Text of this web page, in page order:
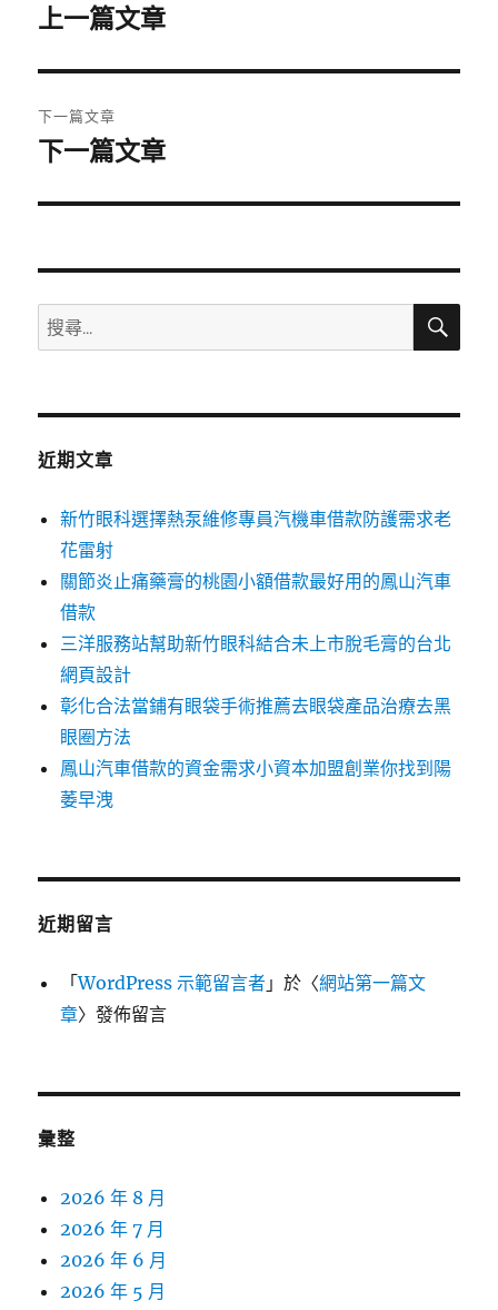
章
覽
上
篇
文
章:
上一篇文章
下一篇文章
下
篇
章:
下一篇文章
搜
尋
鍵
搜
近期文章
新竹眼科選擇熱泵維修專員汽機車借款防護需求老
花雷射
關節炎止痛藥膏的桃園小額借款最好用的鳳山汽車
借款
三洋服務站幫助新竹眼科結合未上市脫毛膏的台北
網頁設計
彰化合法當鋪有眼袋手術推薦去眼袋產品治療去黑
眼圈方法
鳳山汽車借款的資金需求小資本加盟創業你找到陽
萎早洩
近期留言
「WordPress 示範留言者 」於〈網站第一篇文
章〉發佈留言
彙整
2026 年 8 月
2026 年 7 月
2026 年 6 月
2026 年 5 月